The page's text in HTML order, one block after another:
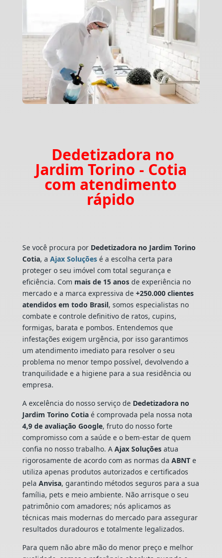
Dedetizadora no
Jardim Torino - Cotia
com atendimento
rápido
Se você procura por Dedetizadora no Jardim Torino
Cotia, a Ajax Soluçõesé a escolha certa para
proteger o seu imóvel com total segurança e
eficiência. Com mais de 15 anosde experiência no
mercado e a marca expressiva de+250.000 clientes
atendidos em todo Brasil, somos especialistas no
combate e controle definitivo de ratos, cupins,
formigas, barata e pombos. Entendemos que
infestações exigem urgência, por isso garantimos
um atendimento imediato para resolver o seu
problema no menor tempo possível, devolvendo a
tranquilidade e a higiene para a sua residência ou
empresa.
A excelência do nosso serviço de Dedetizadora no
Jardim Torino Cotiaé comprovada pela nossa nota
4,9 de avaliação Google, fruto do nosso forte
compromisso com a saúde e o bem-estar de quem
confia no nosso trabalho. A Ajax Soluçõesatua
rigorosamente de acordo com as normas da ABNTe
utiliza apenas produtos autorizados e certificados
pela Anvisa, garantindo métodos seguros para a sua
família, pets e meio ambiente. Não arrisque o seu
patrimônio com amadores; nós aplicamos as
técnicas mais modernas do mercado para assegurar
resultados duradouros e totalmente legalizados.
Para quem não abre mão do menor preço e melhor